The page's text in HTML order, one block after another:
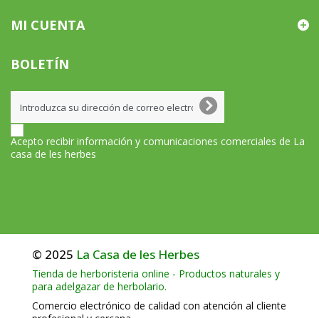
MI CUENTA
BOLETÍN
Acepto recibir información y comunicaciones comerciales de La
casa de les herbes
© 2025 La Casa de les Herbes
Tienda de herboristeria online - Productos naturales y
para adelgazar de herbolario.
Comercio electrónico de calidad con atención al cliente